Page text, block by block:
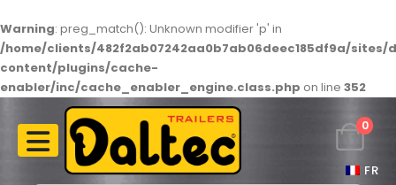
Warning: preg_match(): Unknown modifier 'p' in
/home/clients/482f2ab07242aa0b7ab06deec185df9a/
content/plugins/cache-
enabler/inc/cache_enabler_engine.class.php on line 352
FR
0